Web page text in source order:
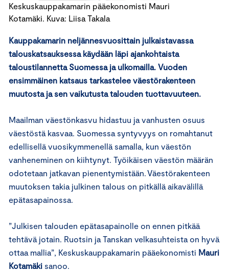
Keskuskauppakamarin pääekonomisti Mauri
Kotamäki. Kuva: Liisa Takala
Kauppakamarin neljännesvuosittain julkaistavassa
talouskatsauksessa käydään läpi ajankohtaista
taloustilannetta Suomessa ja ulkomailla. Vuoden
ensimmäinen katsaus tarkastelee väestörakenteen
muutosta ja sen vaikutusta talouden tuottavuuteen.
Maailman väestönkasvu hidastuu ja vanhusten osuus
väestöstä kasvaa. Suomessa syntyvyys on romahtanut
edellisellä vuosikymmenellä samalla, kun väestön
vanheneminen on kiihtynyt. Työikäisen väestön määrän
odotetaan jatkavan pienentymistään. Väestörakenteen
muutoksen takia julkinen talous on pitkällä aikavälillä
epätasapainossa.
”Julkisen talouden epätasapainolle on ennen pitkää
tehtävä jotain. Ruotsin ja Tanskan velkasuhteista on hyvä
ottaa mallia”, Keskuskauppakamarin pääekonomisti Mauri
Kotamäki sanoo.